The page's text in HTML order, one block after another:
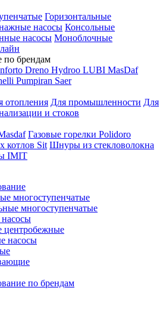
Горизонтальные
насосы Консольные
насосы Моноблочные
по брендам
Dreno Hydroo LUBI MasDaf
Pumpiran Saer
отопления Для промышленности Для
и стоков
Газовые горелки Polidoro
котлов Sit Шнуры из стекловолокна
IMIT
многоступенчатые
многоступенчатые
центробежные
насосы
по брендам